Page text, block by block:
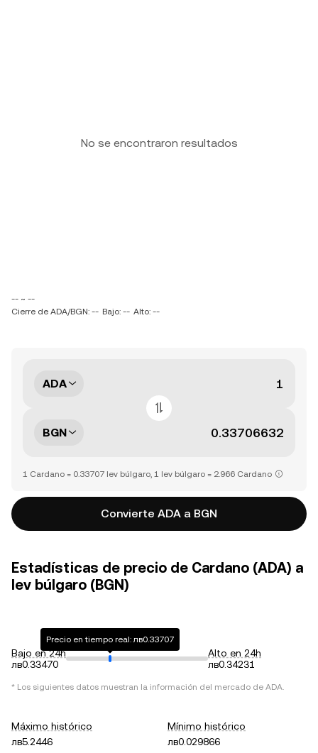
No se encontraron resultados
-- ~ --
Cierre de ADA/BGN: -- Bajo: -- Alto: --
ADA
BGN
1 Cardano = 0.33707 lev búlgaro, 1 lev búlgaro = 2.966 Cardano
Convierte ADA a BGN
Estadísticas de precio de Cardano (ADA) a
lev búlgaro (BGN)
Bajo en 24h
лв0.33470
Precio en tiempo real: лв0.33707
Alto en 24h
лв0.34231
* Los siguientes datos muestran la información del mercado de ADA.
Máximo histórico
лв5.2446
Mínimo histórico
лв0.029866